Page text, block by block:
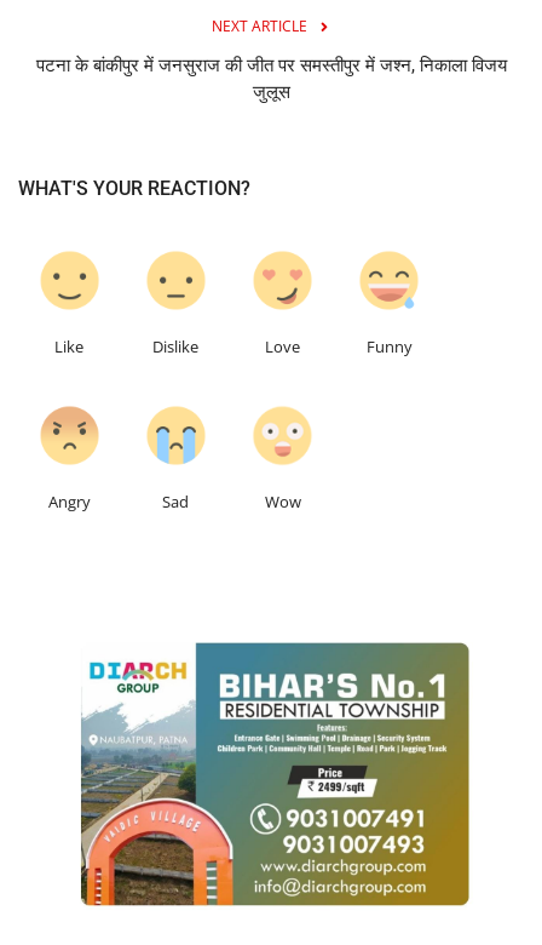
NEXT ARTICLE
पटना के बांकीपुर में जनसुराज की जीत पर समस्तीपुर में जश्न, निकाला विजय
जुलूस
WHAT'S YOUR REACTION?
Like Dislike Love Funny
Angry Sad Wow